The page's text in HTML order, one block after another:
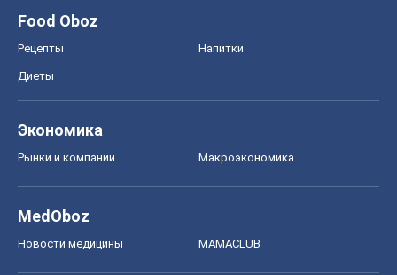
Food Oboz
Рецепты Напитки
Диеты
Экономика
Рынки и компании Mакроэкономика
MedOboz
Новости медицины MAMACLUB